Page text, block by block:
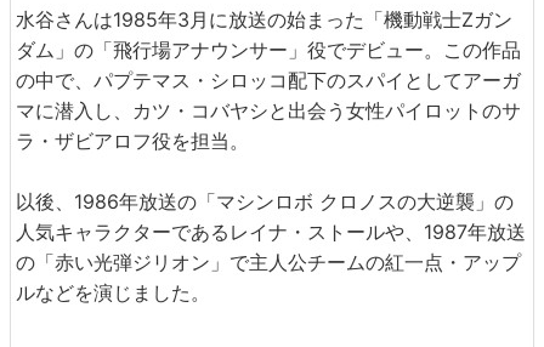
水谷さんは1985年3月に放送の始まった「機動戦士Ζガン
ダム」の「飛行場アナウンサー」役でデビュー。この作品
の中で、パプテマス・シロッコ配下のスパイとしてアーガ
マに潜入し、カツ・コバヤシと出会う女性パイロットのサ
ラ・ザビアロフ役を担当。
以後、1986年放送の「マシンロボ クロノスの大逆襲」の
人気キャラクターであるレイナ・ストールや、1987年放送
の「赤い光弾ジリオン」で主人公チームの紅一点・アップ
ルなどを演じました。